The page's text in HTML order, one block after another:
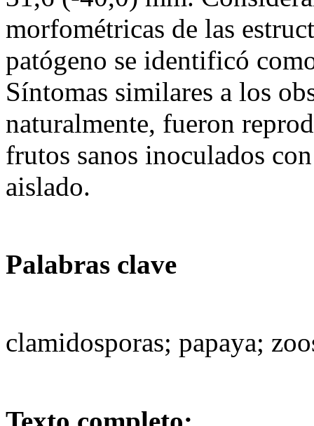
morfométricas de las
patógeno se identificó
Síntomas similares a los
naturalmente, fueron
frutos sanos inoculados
aislado.
Palabras clave
clamidosporas; papaya;